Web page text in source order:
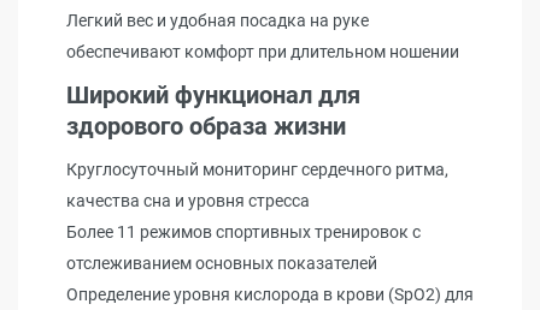
Легкий вес и удобная посадка на руке
обеспечивают комфорт при длительном ношении
Широкий функционал для
здорового образа жизни
Круглосуточный мониторинг сердечного ритма,
качества сна и уровня стресса
Более 11 режимов спортивных тренировок с
отслеживанием основных показателей
Определение уровня кислорода в крови (SpO2) для